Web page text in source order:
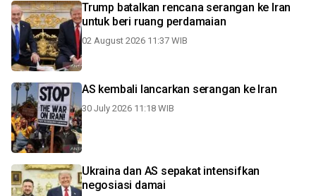
Trump batalkan rencana serangan ke Iran
untuk beri ruang perdamaian
02 August 2026 11:37 WIB
AS kembali lancarkan serangan ke Iran
30 July 2026 11:18 WIB
Ukraina dan AS sepakat intensifkan
negosiasi damai